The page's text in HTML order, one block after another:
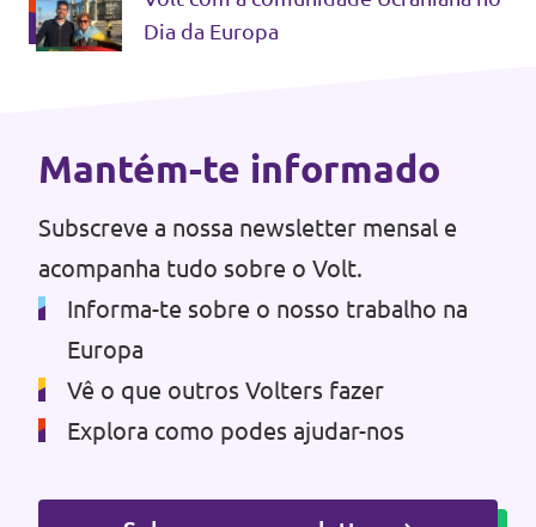
Dia da Europa
Mantém-te informado
Subscreve a nossa newsletter mensal e
acompanha tudo sobre o Volt.
Informa-te sobre o nosso trabalho na
Europa
Vê o que outros Volters fazer
Explora como podes ajudar-nos